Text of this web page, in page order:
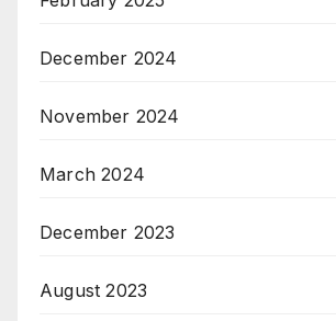
December 2024
November 2024
March 2024
December 2023
August 2023